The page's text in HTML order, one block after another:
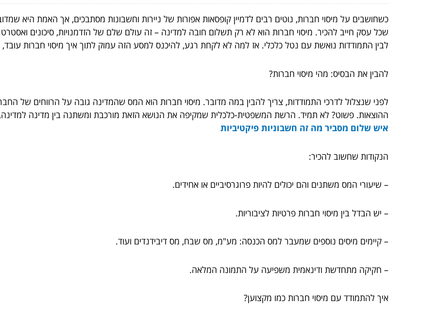
כשחושבים על מיסוי חברות, נוטים רבים לדמיין קופסאות אפורות של ניירות וחשבונות מסתבכים, אך האמת היא
שכל עסק חייב להכיר. מיסוי חברות הוא לא רק תשלום חובה למדינה – זה עולם שלם של הזדמנויות, סיכונים
לבין התמודדות נואשת עם נטל כלכלי. אז למה לא לקחת רגע, להיכנס למסע הזה עמוק לתוך איך מיסוי חברות
להבין את הבסיס: מהי מיסוי חברות?
לפני שנצלול לדרכי התמודדות, צריך להבין במה מדובר. מיסוי חברות הוא המס שהמדינה גובה על הרווחים של
ההוצאות. פשוט? לא תמיד. הרשת המשפטית-כלכלית שמקיפה את הנושא הזאת מורכבת ומשתנה בין מדינה למדינה,
איש שלום מסביר מה זה חשבוניות פיקטיביות
הנקודות שחשוב להכיר:
– שיעורי המס משתנים והם יכולים להיות פרוגרסיביים או אחידים.
– יש הבדל בין מיסוי חברות פרטיות לציבוריות.
– קיימים מיסים נוספים שמעבר למס הכנסה: מע"מ, מס שבח, מס דיבידנדים ועוד.
– חקיקה מתחדשת ודינאמית משפיעה על התמונה המלאה.
איך להתמודד עם מיסוי חברות כמו מקצוען?